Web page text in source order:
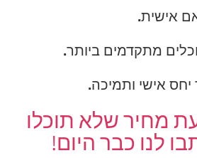
אישית.
מתקדמים ביותר.
יחס אישי ותמיכה.
מחיר שלא תוכלו
לנו כבר היום!